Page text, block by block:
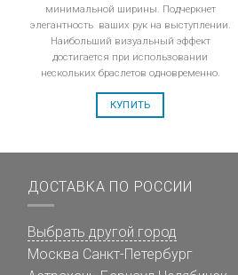
минимальной ширины. Подчеркнет
элегантность ваших рук на выступлении.
Наибольший визуальный эффект
достигается при использовании
нескольких браслетов одновременно.
КУПИТЬ
ДОСТАВКА ПО РОССИИ
Выбрать другой город
Москва Санкт-Петербург